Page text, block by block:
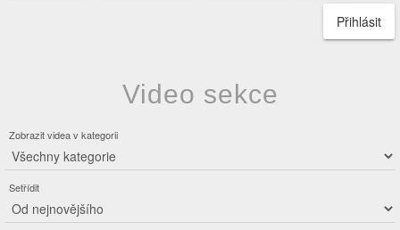
Přihlásit
Video sekce
Zobrazit videa v kategorii
Setřídit